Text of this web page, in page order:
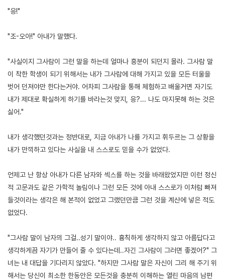
"응!"
"조-오아!" 아내가 말했다.
"사실이지 그사람이 그런 말을 하는데 얼마나 흥분이 되던지 몰라. 그사람 말
이 착한 학생이 되기 위해서는 내가 그사람에 대해 가지고 있을 모든 터울을
벗어 던져야만 한다는거야. 어차피 그사람을 통해 체험하고 배울거면 자기도
내가 제대로 확실하게 하기를 바라는것 맞지, 응?... 나도 마지못해 하는 것은
싫어."
내가 생각했던것과는 정반대로, 지금 아내가 나를 가지고 휘두르는 그 상황을
내가 만끽하고 있다는 사실을 내 스스로도 믿을 수가 없었다.
언제고 난 항상 아내가 다른 남자와 섹스를 하는 것을 바래왔었지만 이런 정신
적 고문과도 같은 가학적 놀림이나 그런 모든 것에 아내 스스로가 이처럼 빠져
들것이라는 생각은 해 본적이 없었고 그랬던만큼 그런 것을 계산에 넣은 적도
없었다.
"그사람 말이 남자의 그걸..성기 말이야.. 흉칙하게 생각하지 않고 아름답다고
생각하게끔 자기가 만들어 줄 수 있다는데..자긴 그사람이 그러면 좋겠어?" 그
녀는 내 대답을 기다리지 않았다. "하지만 그사람 말은 자신이 그리 해 주기 위
해서는 당신이 최소한 한동안은 모든것을 충분히 이해하는 열린 마음의 남편